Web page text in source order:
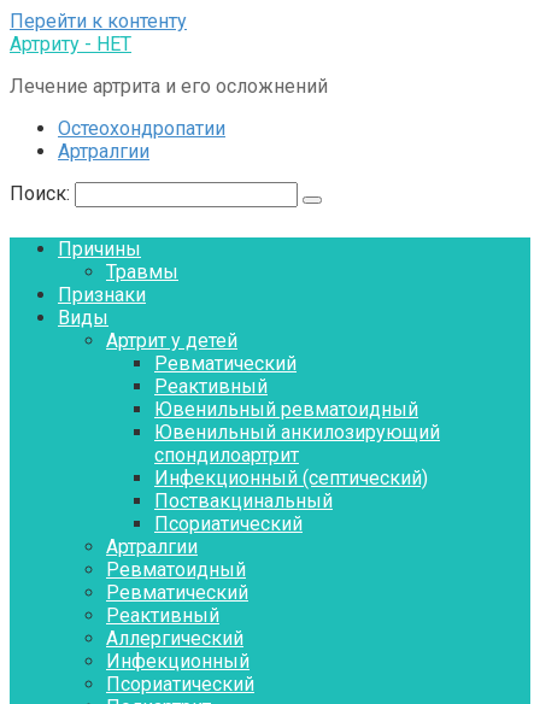
Перейти к контенту
Артриту - НЕТ
Лечение артрита и его осложнений
Остеохондропатии
Артралгии
Поиск:
Причины
Травмы
Признаки
Виды
Артрит у детей
Ревматический
Реактивный
Ювенильный ревматоидный
Ювенильный анкилозирующий
спондилоартрит
Инфекционный (септический)
Поствакцинальный
Псориатический
Артралгии
Ревматоидный
Ревматический
Реактивный
Аллергический
Инфекционный
Псориатический